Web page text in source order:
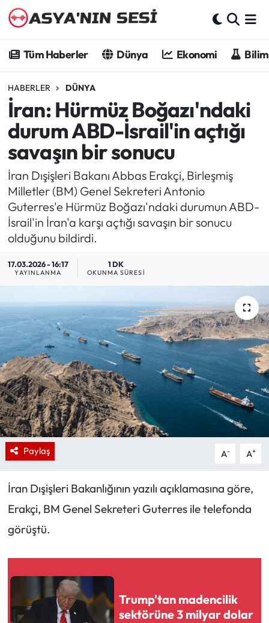
Tüm Haberler Dünya Ekonomi
HABERLER DÜNYA
İran: Hürmüz Boğazı'ndaki
durum ABD-İsrail'in açtığı
savaşın bir sonucu
İran Dışişleri Bakanı Abbas Erakçi, Birleşmiş
Milletler (BM) Genel Sekreteri Antonio
Guterres'e Hürmüz Boğazı'ndaki durumun ABD-
İsrail'in İran'a karşı açtığı savaşın bir sonucu
olduğunu bildirdi.
17.03.2026 - 16:17
YAYINLANMA
1 DK
OKUNMA SÜRESI
Paylaş A- A+
İran Dışişleri Bakanlığının yazılı açıklamasına göre,
Erakçi, BM Genel Sekreteri Guterres ile telefonda
görüştü.
Trump'tan madencilik
sektörüne 3 milyar dolar
Dünya
Ekonomi
Bilim - Teknoloji
Kültür - Sanat
Spor
Asya-Pasifik
Yazarlar